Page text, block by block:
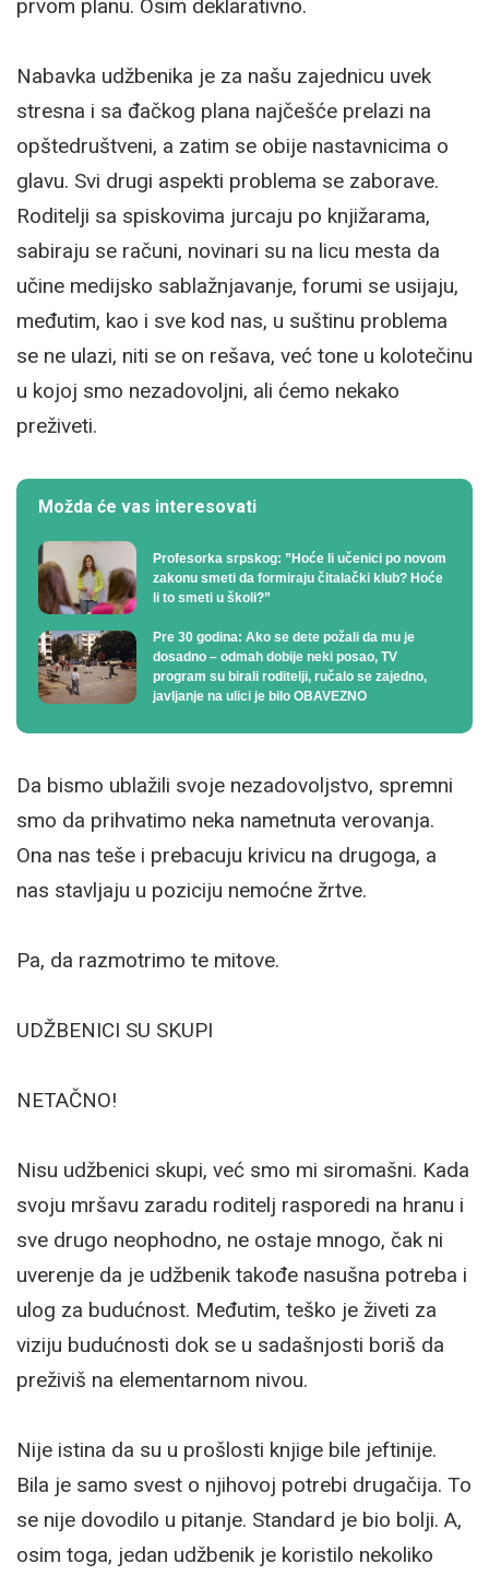
prvom planu. Osim deklarativno.
Nabavka udžbenika je za našu zajednicu uvek
stresna i sa đačkog plana najčešće prelazi na
opštedruštveni, a zatim se obije nastavnicima o
glavu. Svi drugi aspekti problema se zaborave.
Roditelji sa spiskovima jurcaju po knjižarama,
sabiraju se računi, novinari su na licu mesta da
učine medijsko sablažnjavanje, forumi se usijaju,
međutim, kao i sve kod nas, u suštinu problema
se ne ulazi, niti se on rešava, već tone u kolotečinu
u kojoj smo nezadovoljni, ali ćemo nekako
preživeti.
Možda će vas interesovati
Profesorka srpskog: ”Hoće li učenici po novom
zakonu smeti da formiraju čitalački klub? Hoće
li to smeti u školi?”
Pre 30 godina: Ako se dete požali da mu je
dosadno – odmah dobije neki posao, TV
program su birali roditelji, ručalo se zajedno,
javljanje na ulici je bilo OBAVEZNO
Da bismo ublažili svoje nezadovoljstvo, spremni
smo da prihvatimo neka nametnuta verovanja.
Ona nas teše i prebacuju krivicu na drugoga, a
nas stavljaju u poziciju nemoćne žrtve.
Pa, da razmotrimo te mitove.
UDŽBENICI SU SKUPI
NETAČNO!
Nisu udžbenici skupi, već smo mi siromašni. Kada
svoju mršavu zaradu roditelj rasporedi na hranu i
sve drugo neophodno, ne ostaje mnogo, čak ni
uverenje da je udžbenik takođe nasušna potreba i
ulog za budućnost. Međutim, teško je živeti za
viziju budućnosti dok se u sadašnjosti boriš da
preživiš na elementarnom nivou.
Nije istina da su u prošlosti knjige bile jeftinije.
Bila je samo svest o njihovoj potrebi drugačija. To
se nije dovodilo u pitanje. Standard je bio bolji. A,
osim toga, jedan udžbenik je koristilo nekoliko